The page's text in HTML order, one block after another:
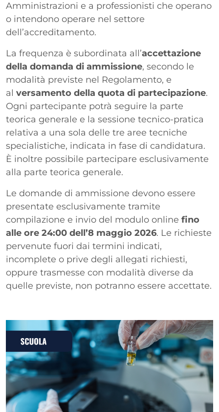
Amministrazioni e a professionisti che operano
o intendono operare nel settore
dell’accreditamento.
La frequenza è subordinata all’accettazione
della domanda di ammissione, secondo le
modalità previste nel Regolamento, e
al versamento della quota di partecipazione.
Ogni partecipante potrà seguire la parte
teorica generale e la sessione tecnico-pratica
relativa a una sola delle tre aree tecniche
specialistiche, indicata in fase di candidatura.
È inoltre possibile partecipare esclusivamente
alla parte teorica generale.
Le domande di ammissione devono essere
presentate esclusivamente tramite
compilazione e invio del modulo online fino
alle ore 24:00 dell’8 maggio 2026. Le richieste
pervenute fuori dai termini indicati,
incomplete o prive degli allegati richiesti,
oppure trasmesse con modalità diverse da
quelle previste, non potranno essere accettate.
Immagine